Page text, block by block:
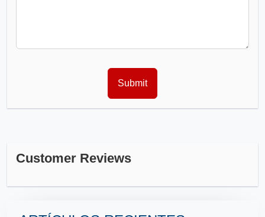
Customer Reviews